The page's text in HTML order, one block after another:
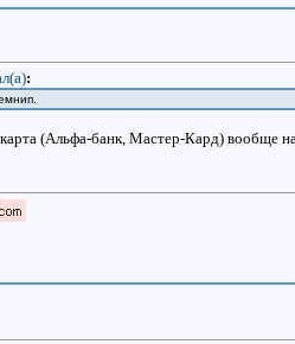
:
(Альфа-банк, Мастер-Кард) вообще